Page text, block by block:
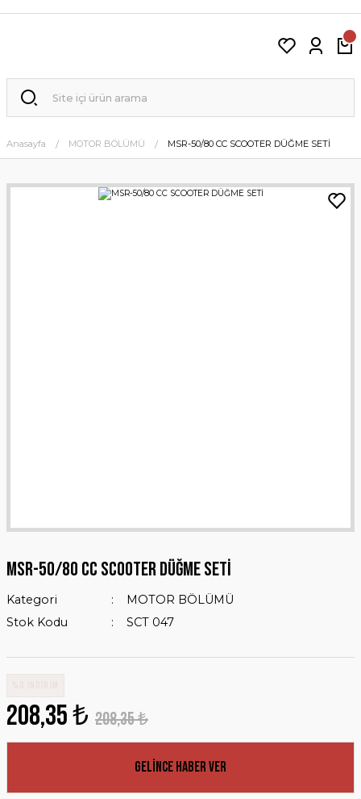
Anasayfa MOTOR BÖLÜMÜ MSR-50/80 CC SCOOTER DÜĞME SETİ
MSR-50/80 CC SCOOTER DÜĞME SETİ
Kategori
MOTOR BÖLÜMÜ
Stok Kodu
SCT 047
208,35 ₺ 208,35 ₺
Gelince Haber Ver